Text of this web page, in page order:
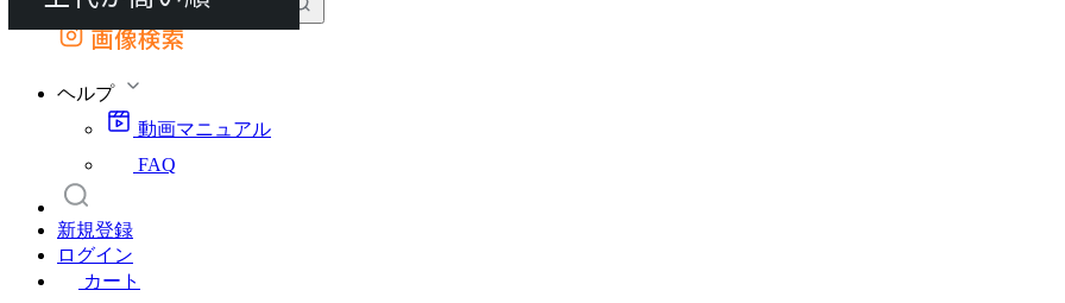
外部サイトの商品をカートに追加
画像検索
ヘルプ
動画マニュアル
FAQ
新規登録
ログイン
カート